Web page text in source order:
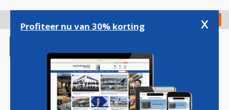
gaan
Check in
Profiteer nu van 30% korting x